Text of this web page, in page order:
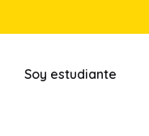
Soy estudiante